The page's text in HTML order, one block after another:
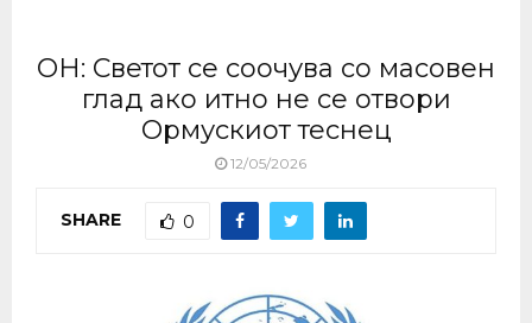
ОН: Светот се соочува со масовен
глад ако итно не се отвори
Ормускиот теснец
12/05/2026
SHARE 0